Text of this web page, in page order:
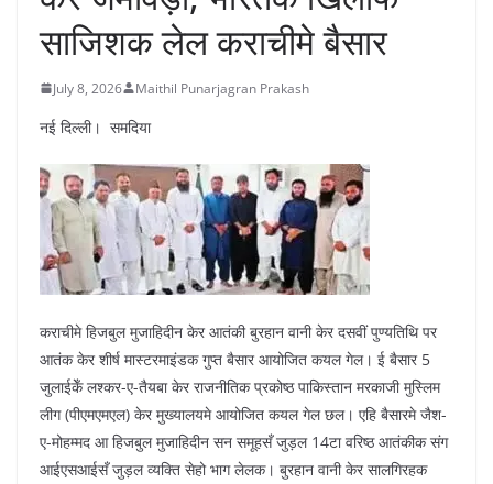
साजिशक लेल कराचीमे बैसार
July 8, 2026 Maithil Punarjagran Prakash
नई दिल्ली। समदिया
कराचीमे हिजबुल मुजाहिदीन केर आतंकी बुरहान वानी केर दसवीं पुण्यतिथि पर
आतंक केर शीर्ष मास्टरमाइंडक गुप्त बैसार आयोजित कयल गेल। ई बैसार 5
जुलाईकेँ लश्कर-ए-तैयबा केर राजनीतिक प्रकोष्ठ पाकिस्तान मरकाजी मुस्लिम
लीग (पीएमएमएल) केर मुख्यालयमे आयोजित कयल गेल छल। एहि बैसारमे जैश-
ए-मोहम्मद आ हिजबुल मुजाहिदीन सन समूहसँ जुड़ल 14टा वरिष्ठ आतंकीक संग
आईएसआईसँ जुड़ल व्यक्ति सेहो भाग लेलक। बुरहान वानी केर सालगिरहक